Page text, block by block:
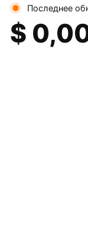
Последнее
$